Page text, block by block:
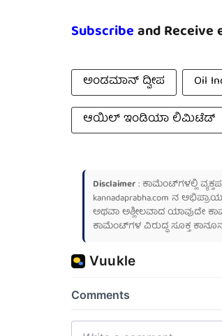
Subscribeand
ಅಂಡಮಾನ್ ದ್ವೀಪ Oil
ಆಯಿಲ್ ಇಂಡಿಯಾ ಲಿಮಿಟೆಡ್
Disclaimer: ಕಾಮೆಂಟ್‌ಗಳಲ್ಲಿ
kannadaprabha.com ನ
ಅಥವಾ ಅಶ್ಲೀಲವಾದ ಯಾವುದೇ
ಕಾಮೆಂಟ್‌ಗಳ ವಿರುದ್ಧ ಸೂಕ್ತ